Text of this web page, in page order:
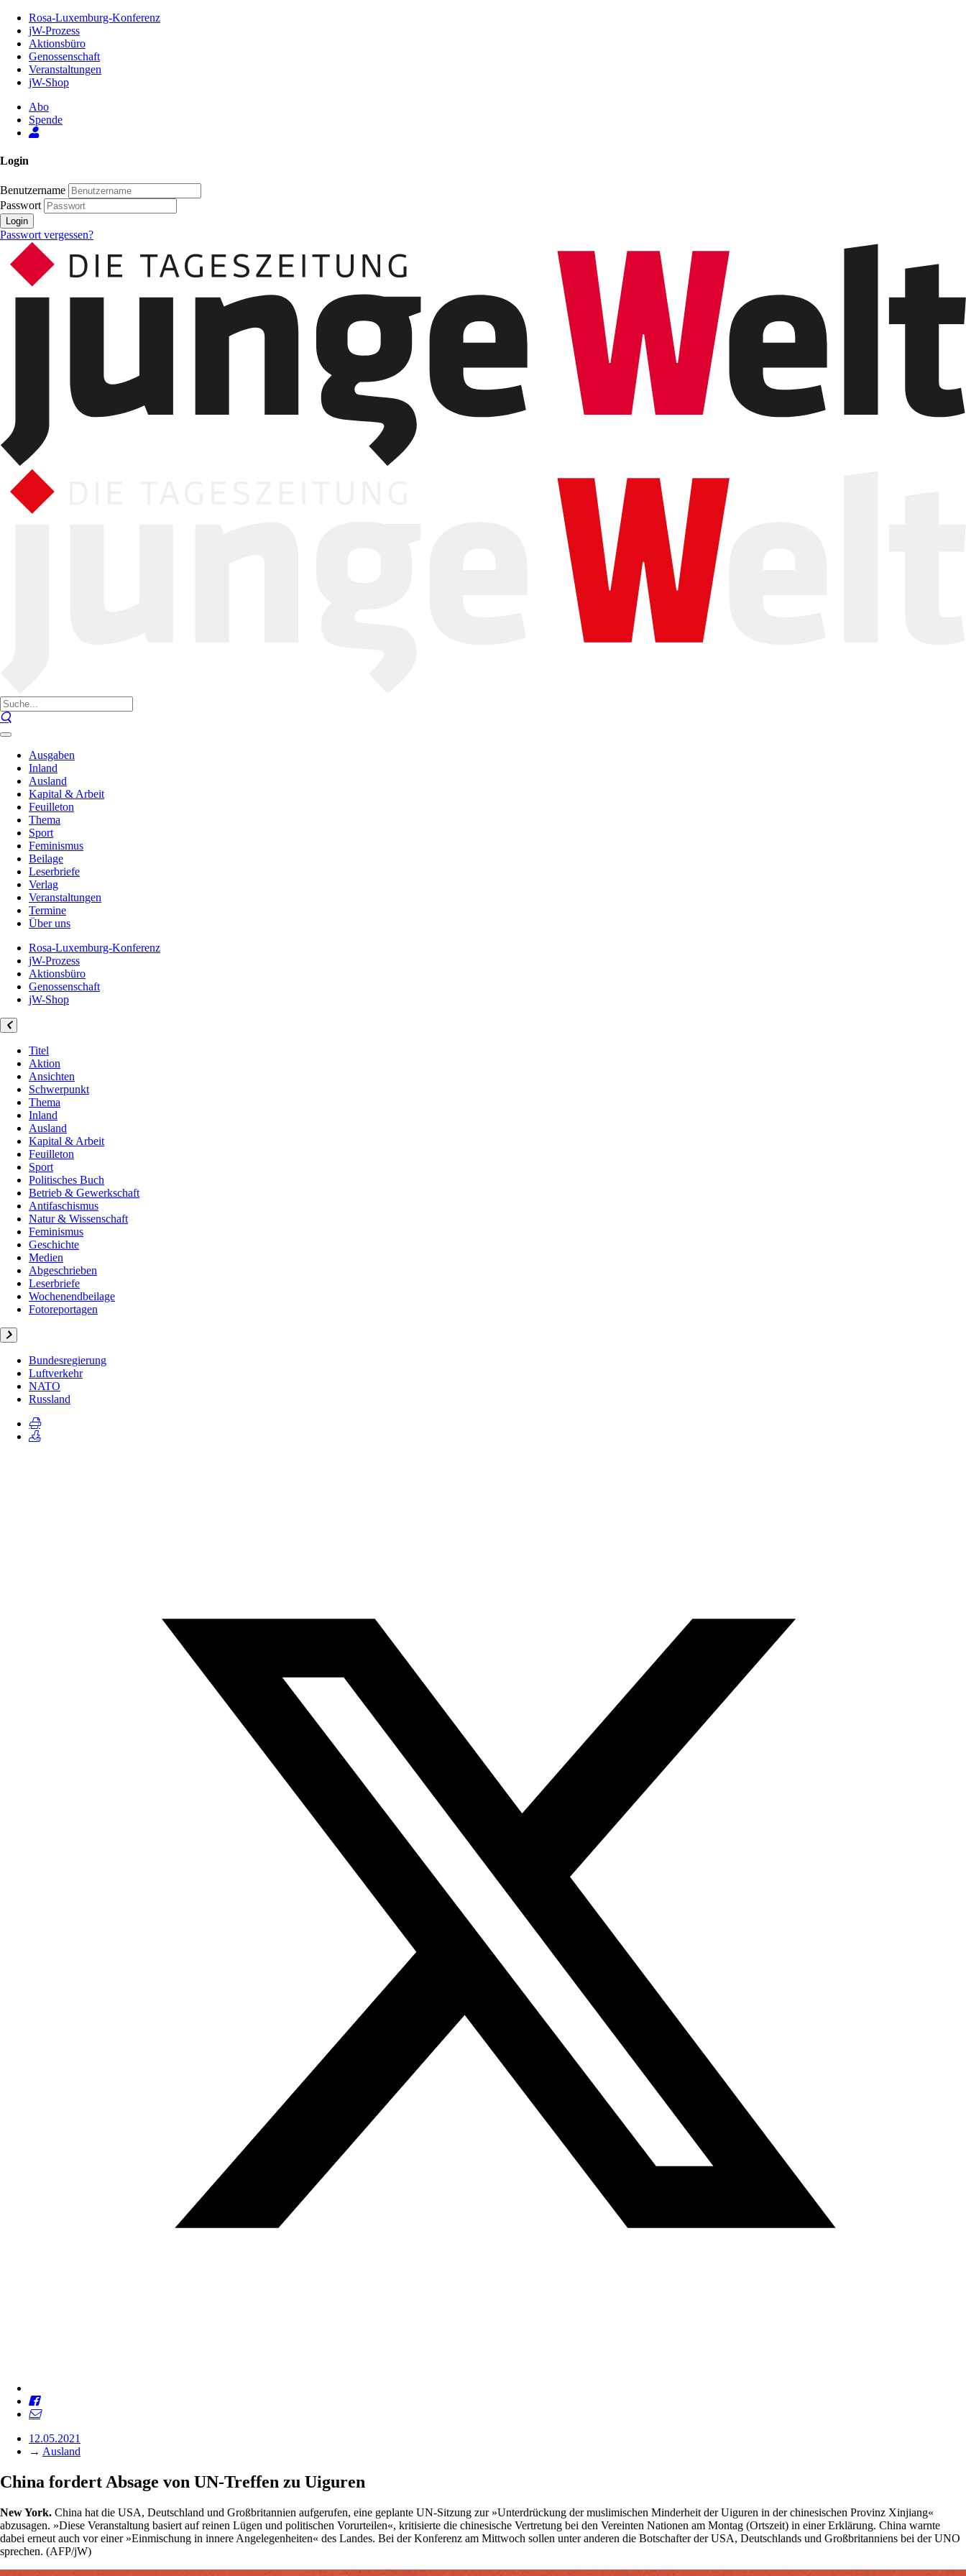
Inhalt
Seite
Rosa-Luxemburg-Konferenz
jW-Prozess
Aktionsbüro
Genossenschaft
Veranstaltungen
jW-Shop
Abo
Spende
Login
Benutzername
Passwort
Login
Passwort vergessen?
Ausgaben
Inland
Ausland
Kapital & Arbeit
Feuilleton
Thema
Sport
Feminismus
Beilage
Leserbriefe
Verlag
Veranstaltungen
Termine
Über uns
Rosa-Luxemburg-Konferenz
jW-Prozess
Aktionsbüro
Genossenschaft
jW-Shop
Titel
Aktion
Ansichten
Schwerpunkt
Thema
Inland
Ausland
Kapital & Arbeit
Feuilleton
Sport
Politisches Buch
Betrieb & Gewerkschaft
Antifaschismus
Natur & Wissenschaft
Feminismus
Geschichte
Medien
Abgeschrieben
Leserbriefe
Wochenendbeilage
Fotoreportagen
Bundesregierung
Luftverkehr
NATO
Russland
12.05.2021
→ Ausland
China fordert Absage von UN-Treffen zu Uiguren
New York. China hat die USA, Deutschland und Großbritannien aufgerufen, eine geplante UN-Sitzung zur »Unterdrückung der muslimischen Minderheit der Uiguren in der chinesischen Provinz Xinjiang«
abzusagen. »Diese Veranstaltung basiert auf reinen Lügen und politischen Vorurteilen«, kritisierte die chinesische Vertretung bei den Vereinten Nationen am Montag (Ortszeit) in einer Erklärung. China warnte
dabei erneut auch vor einer »Einmischung in innere Angelegenheiten« des Landes. Bei der Konferenz am Mittwoch sollen unter anderen die Botschafter der USA, Deutschlands und Großbritanniens bei der UNO
sprechen. (AFP/jW)